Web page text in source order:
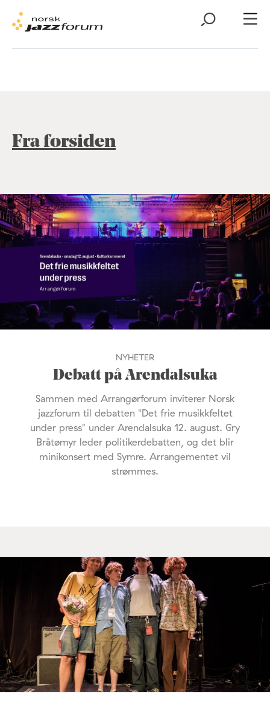
Fra forsiden
NYHETER
Debatt på Arendalsuka
Sammen med Arrangørforum inviterer Norsk
jazzforum til debatten "Det frie musikkfeltet
under press" under Arendalsuka 12. august. Gry
Bråtømyr leder politikerdebatten, og det blir
minikonsert med Symre. Arrangementet vil
strømmes.